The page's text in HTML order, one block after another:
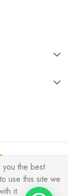
Reserved.
the best
use this site we
it.